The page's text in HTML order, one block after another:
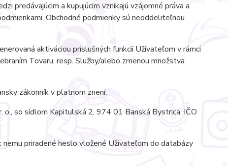
predávajúcim a kupujúcim vznikajú vzájomné práva a
Obchodné podmienky sú neoddeliteľnou
aktiváciou príslušných funkcií Uživateľom v rámci
Tovaru, resp. Služby/alebo zmenou množstva
zákonník v platnom znení;
o., so sídlom Kapitulská 2, 974 01 Banská Bystrica, IČO
nemu priradené heslo vložené Uživateľom do databázy